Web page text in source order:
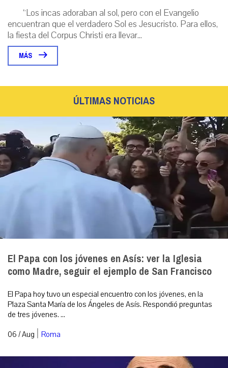
“Los incas adoraban al sol, pero con el Evangelio
encuentran que el verdadero Sol es Jesucristo. Para ellos,
la fiesta del Corpus Christi era llevar...
MÁS
ÚLTIMAS NOTICIAS
El Papa con los jóvenes en Asís: ver la Iglesia
como Madre, seguir el ejemplo de San Francisco
El Papa hoy tuvo un especial encuentro con los jóvenes, en la
Plaza Santa María de los Ángeles de Asís. Respondió preguntas
de tres jóvenes. ...
06 / Aug | Roma